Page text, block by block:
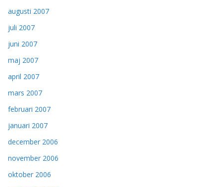
augusti 2007
juli 2007
juni 2007
maj 2007
april 2007
mars 2007
februari 2007
januari 2007
december 2006
november 2006
oktober 2006